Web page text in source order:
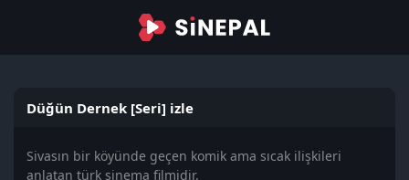
Düğün Dernek [Seri] izle
Sivasın bir köyünde geçen komik ama sıcak ilişkileri
anlatan türk sinema filmidir.